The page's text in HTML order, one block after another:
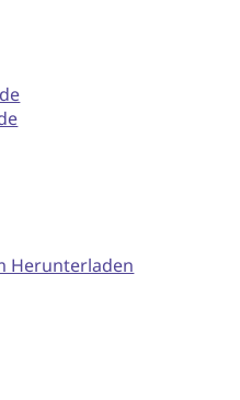
Herunterladen